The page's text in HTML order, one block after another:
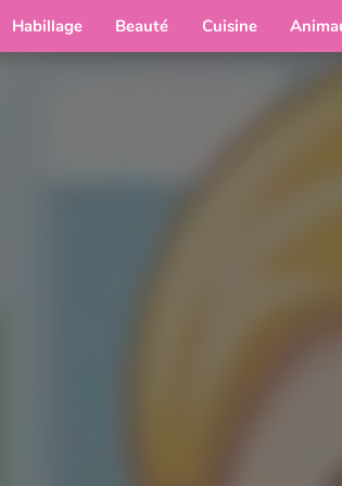
Habillage Beauté Cuisine